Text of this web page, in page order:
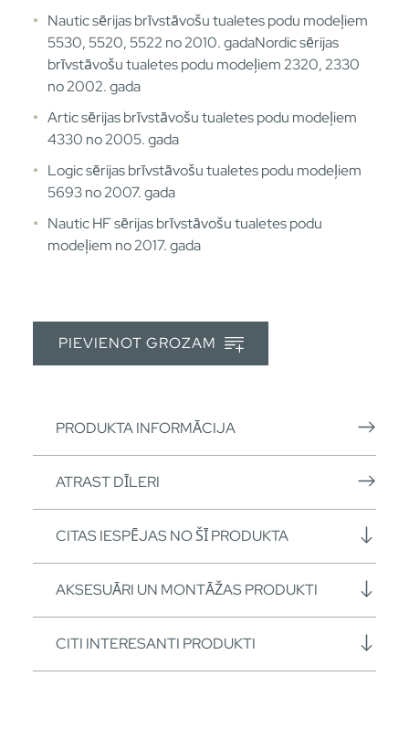
Nautic sērijas brīvstāvošu tualetes podu modeļiem
5530, 5520, 5522 no 2010. gadaNordic sērijas
brīvstāvošu tualetes podu modeļiem 2320, 2330
no 2002. gada
Artic sērijas brīvstāvošu tualetes podu modeļiem
4330 no 2005. gada
Logic sērijas brīvstāvošu tualetes podu modeļiem
5693 no 2007. gada
Nautic HF sērijas brīvstāvošu tualetes podu
modeļiem no 2017. gada
PIEVIENOT GROZAM
PRODUKTA INFORMĀCIJA
ATRAST DĪLERI
CITAS IESPĒJAS NO ŠĪ PRODUKTA
AKSESUĀRI UN MONTĀŽAS PRODUKTI
CITI INTERESANTI PRODUKTI